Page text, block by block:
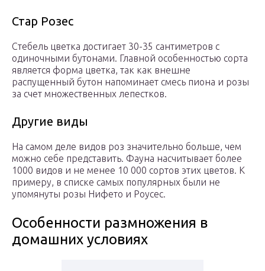
Стар Розес
Стебель цветка достигает 30-35 сантиметров с
одиночными бутонами. Главной особенностью сорта
является форма цветка, так как внешне
распущенный бутон напоминает смесь пиона и розы
за счет множественных лепестков.
Другие виды
На самом деле видов роз значительно больше, чем
можно себе представить. Фауна насчитывает более
1000 видов и не менее 10 000 сортов этих цветов. К
примеру, в списке самых популярных были не
упомянуты розы Нифето и Роусес.
Особенности размножения в
домашних условиях